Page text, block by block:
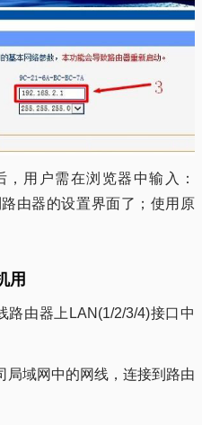
，用户需在浏览器中输入：
路由器的设置界面了；使用原
用
路由器上LAN(1/2/3/4)接口中
局域网中的网线，连接到路由